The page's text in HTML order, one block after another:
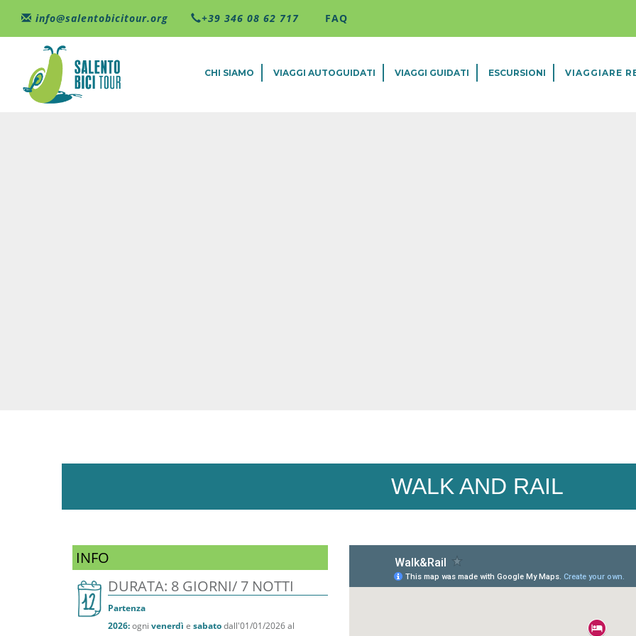
info@salentobicitour.org +39 346 08 62 717 FAQ
CHI SIAMO VIAGGI AUTOGUIDATI VIAGGI GUIDATI ESCURSIONI VIAGGIARE
WALK AND RAIL
INFO
DURATA: 8 GIORNI/ 7 NOTTI
Partenza
2026:ogni venerdì e sabatodall'01/01/2026 al